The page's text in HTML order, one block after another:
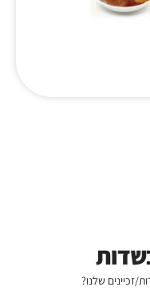
זכיינים שלנו?